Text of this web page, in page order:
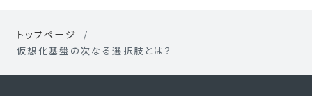
トップページ
仮想化基盤の次なる選択肢とは？